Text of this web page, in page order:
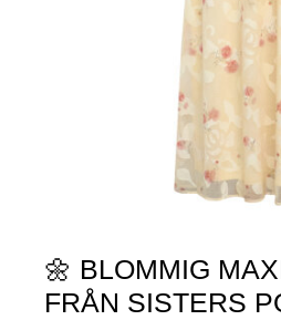
🌼 BLOMMIG
FRÅN SISTERS